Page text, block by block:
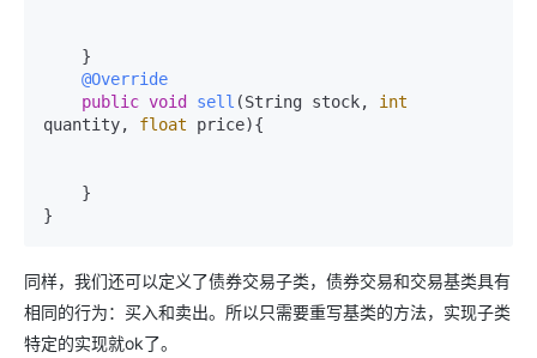
@Override
public void sell (String stock, int
quantity, float price){
同样，我们还可以定义了债券交易子类，债券交易和交易基类具有
相同的行为：买入和卖出。所以只需要重写基类的方法，实现子类
特定的实现就ok了。